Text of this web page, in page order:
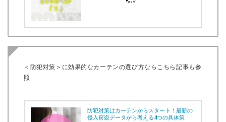
＜防犯対策＞に効果的なカーテンの選び方ならこちら記事も参
照
防犯対策はカーテンからスタート！最新の
侵入窃盗データから考える4つの具体策